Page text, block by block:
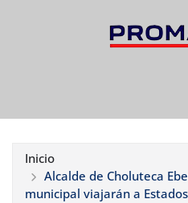
Inicio
Alcalde de Choluteca
municipal viajarán a